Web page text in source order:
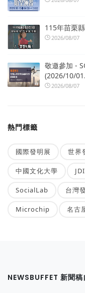
115年苗栗
2026/08/07
敬邀參加 -
(2026/10/
2026/08/07
熱門標籤
國際發明展 世界
中國文化大學
SocialLab 台灣
Microchip 名古
NEWSBUFFET 新聞